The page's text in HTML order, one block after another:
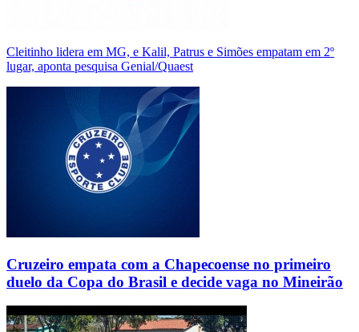
Cleitinho lidera em MG, e Kalil, Patrus e Simões empatam em 2º
lugar, aponta pesquisa Genial/Quaest
Cruzeiro empata com a Chapecoense no primeiro
duelo da Copa do Brasil e decide vaga no Mineirão